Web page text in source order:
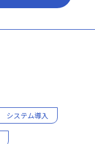
システム導入